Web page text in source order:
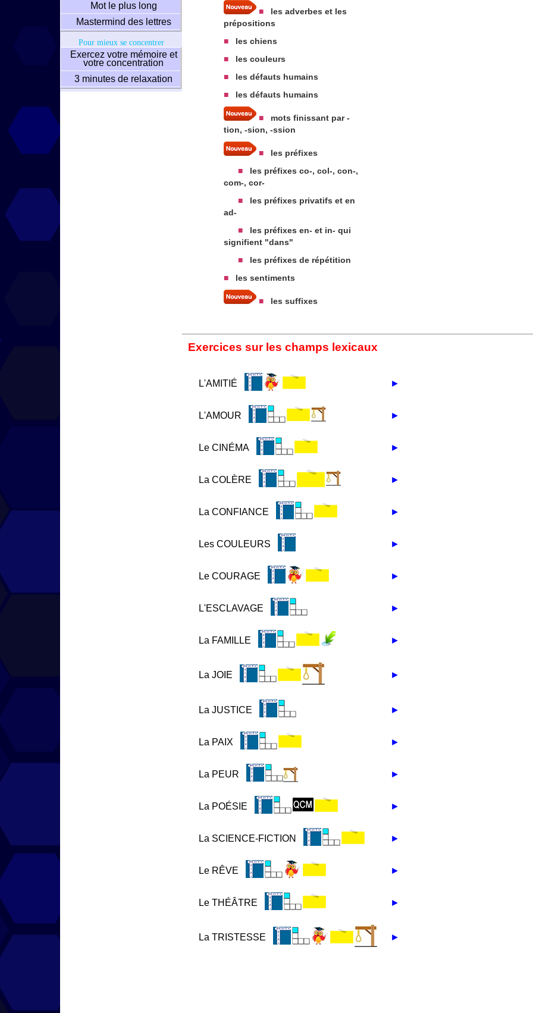
Mot le plus long
Mastermind des lettres
Pour mieux se concentrer
Exercez votre mémoire et
votre concentration
3 minutes de relaxation
■
les adverbes et les
prépositions
■
les chiens
■
les couleurs
■
les défauts humains
■
les défauts humains
■
mots finissant par -
tion, -sion, -ssion
■
les préfixes
■
les préfixes co-, col-, con-,
com-, cor-
■
les préfixes privatifs et en
ad-
■
les préfixes en- et in- qui
signifient "dans"
■
les préfixes de répétition
■
les sentiments
■ les suffixes
Exercices sur les champs lexicaux
L'AMITIÉ ►
L'AMOUR ►
Le CINÉMA ►
La COLÈRE ►
La CONFIANCE ►
Les COULEURS ►
Le COURAGE ►
L'ESCLAVAGE ►
La FAMILLE ►
La JOIE ►
La JUSTICE ►
La PAIX ►
La PEUR ►
La POÉSIE ►
La SCIENCE-FICTION ►
Le RÊVE ►
Le THÉÂTRE ►
La TRISTESSE ►